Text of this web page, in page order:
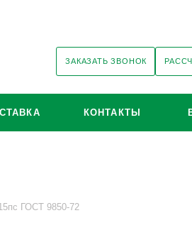
ЗАКАЗАТЬ ЗВОНОК
КОНТАКТЫ
ГОСТ 9850-72